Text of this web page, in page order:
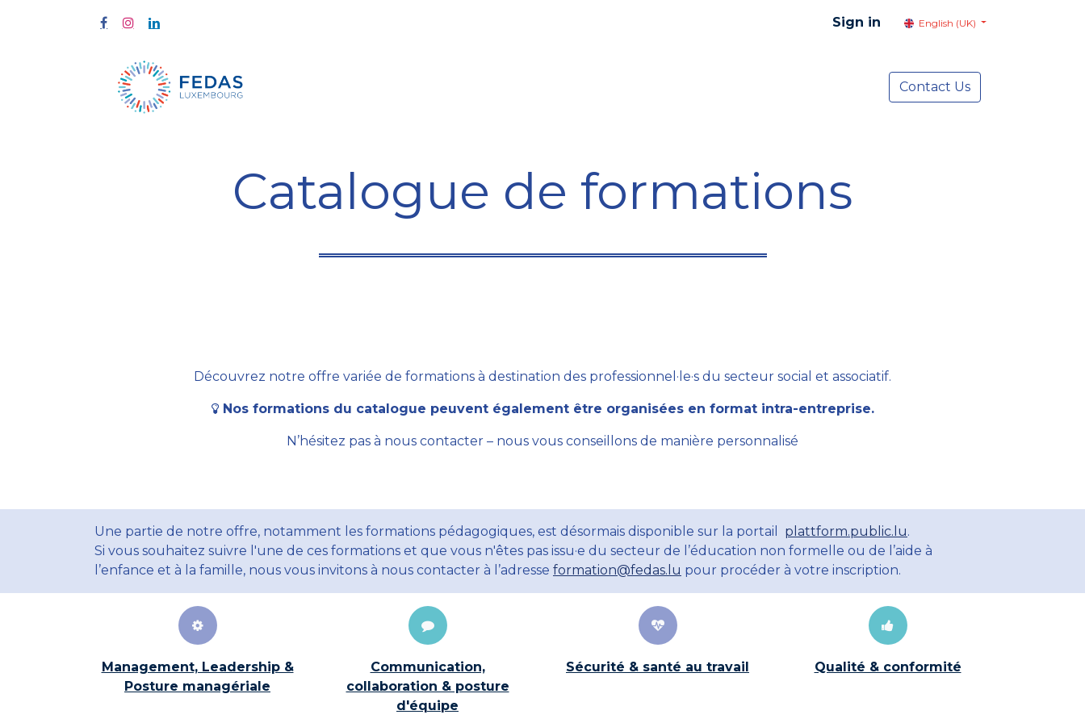
Sign in English (UK)
Social Advocacy Services
Contact Us
Catalogue de formations
Découvrez notre offre variée de formations à destination des professionnel·le·s du secteur social et associatif.
Nos formations du catalogue peuvent également être organisées en format intra-entreprise.
N’hésitez pas à nous contacter – nous vous conseillons de manière personnalisé
Une partie de notre offre, notamment les formations pédagogiques, est désormais disponible sur la portail plattform.public.lu.
Si vous souhaitez suivre l'une de ces formations et que vous n'êtes pas issu·e du secteur de l’éducation non formelle ou de l’aide à
l’enfance et à la famille, nous vous invitons à nous contacter à l’adresse formation@fedas.lu pour procéder à votre inscription.
Management, Leadership &
Posture managériale
Communication,
collaboration & posture
d'équipe
Sécurité & santé au travail Qualité & conformité